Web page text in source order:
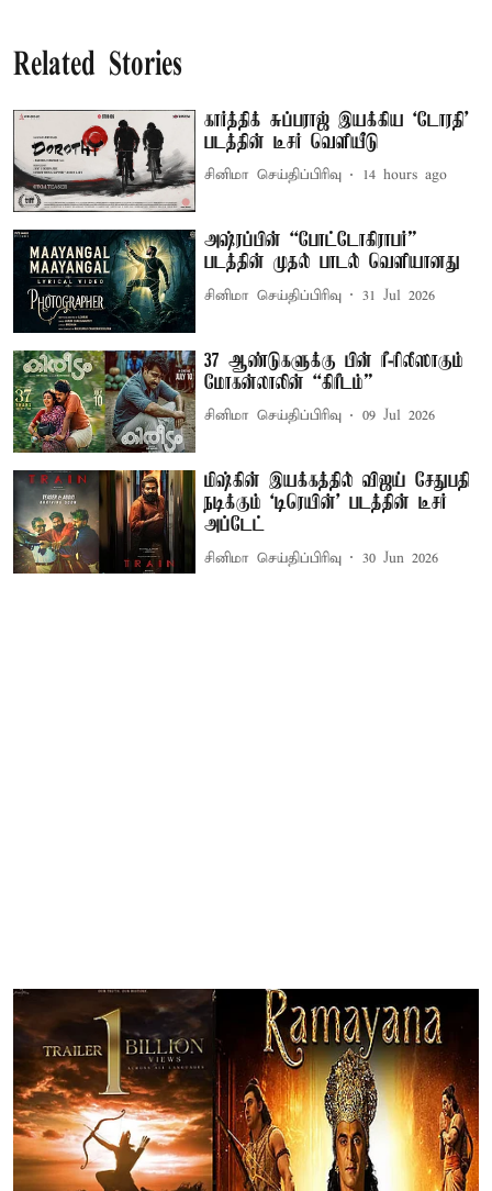
Related Stories
கார்த்திக் சுப்பராஜ் இயக்கிய `டோரதி'
படத்தின் டீசர் வெளியீடு
சினிமா செய்திப்பிரிவு 14 hours ago
அஷ்ரப்பின் “போட்டோகிராபர்”
படத்தின் முதல் பாடல் வெளியானது
சினிமா செய்திப்பிரிவு 31 Jul 2026
37 ஆண்டுகளுக்கு பின் ரீ-ரிலீஸாகும்
மோகன்லாலின் “கிரீடம்”
சினிமா செய்திப்பிரிவு 09 Jul 2026
மிஷ்கின் இயக்கத்தில் விஜய் சேதுபதி
நடிக்கும் `டிரெயின்' படத்தின் டீசர்
அப்டேட்
சினிமா செய்திப்பிரிவு 30 Jun 2026